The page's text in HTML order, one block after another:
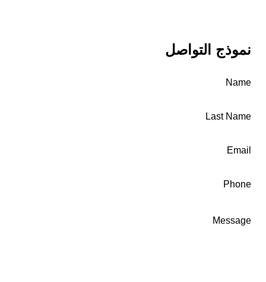
نموذج التواصل